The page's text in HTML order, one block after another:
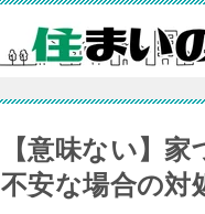
【意味ない】
不安な場合の対